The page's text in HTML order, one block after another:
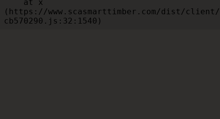
(https://www.scasmarttimber.com/dist/
cb570290.js:32:1540)